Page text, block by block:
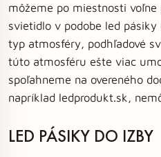
môžeme po miestnosti
svietidlo v podobe led
typ atmosféry, podhľadové
túto atmosféru ešte viac
spoľahneme na overeného
napríklad ledprodukt.sk,
LED PÁSIKY DO IZBY